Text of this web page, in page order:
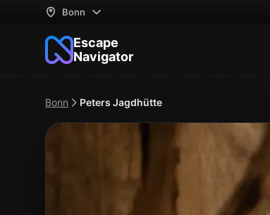
Bonn
Escape
Navigator
Bonn Peters Jagdhütte